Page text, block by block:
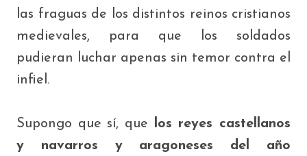
las fraguas de los distintos reinos cristianos
medievales, para que los soldados
pudieran luchar apenas sin temor contra el
infiel.
Supongo que sí, que los reyes castellanos
y navarros y aragoneses del año